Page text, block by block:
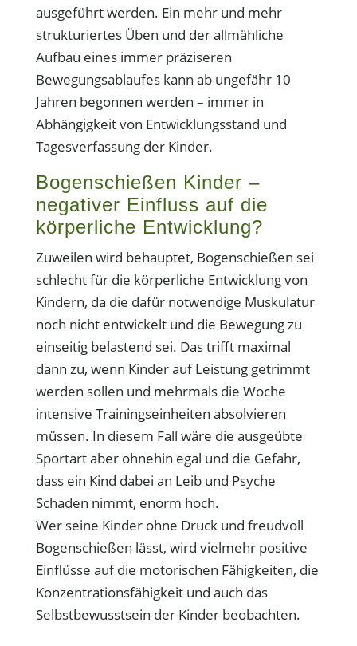
ausgeführt werden. Ein mehr und mehr
strukturiertes Üben und der allmähliche
Aufbau eines immer präziseren
Bewegungsablaufes kann ab ungefähr 10
Jahren begonnen werden – immer in
Abhängigkeit von Entwicklungsstand und
Tagesverfassung der Kinder.
Bogenschießen Kinder –
negativer Einfluss auf die
körperliche Entwicklung?
Zuweilen wird behauptet, Bogenschießen sei
schlecht für die körperliche Entwicklung von
Kindern, da die dafür notwendige Muskulatur
noch nicht entwickelt und die Bewegung zu
einseitig belastend sei. Das trifft maximal
dann zu, wenn Kinder auf Leistung getrimmt
werden sollen und mehrmals die Woche
intensive Trainingseinheiten absolvieren
müssen. In diesem Fall wäre die ausgeübte
Sportart aber ohnehin egal und die Gefahr,
dass ein Kind dabei an Leib und Psyche
Schaden nimmt, enorm hoch.
Wer seine Kinder ohne Druck und freudvoll
Bogenschießen lässt, wird vielmehr positive
Einflüsse auf die motorischen Fähigkeiten, die
Konzentrationsfähigkeit und auch das
Selbstbewusstsein der Kinder beobachten.